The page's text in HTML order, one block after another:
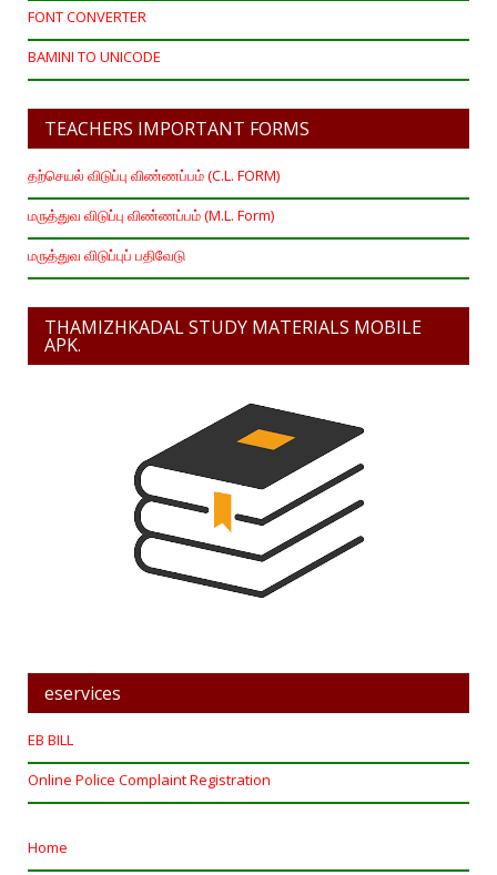
FONT CONVERTER
BAMINI TO UNICODE
TEACHERS IMPORTANT FORMS
தற்செயல் விடுப்பு விண்ணப்பம் (C.L. FORM)
மருத்துவ விடுப்பு விண்ணப்பம் (M.L. Form)
மருத்துவ விடுப்புப் பதிவேடு
THAMIZHKADAL STUDY MATERIALS MOBILE
APK.
eservices
EB BILL
Online Police Complaint Registration
Home